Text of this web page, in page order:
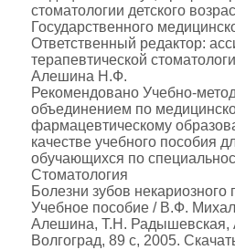
стоматологии детского
Государственного
Ответственный редактор:
терапевтической
Алешина Н.Ф.
Рекомендовано Учебно-
объединением по
фармацевтическому
качестве учебного пособия
обучающихся по
Стоматология
Болезни зубов некариозного
Учебное пособие / В.Ф.
Алешина, Т.Н. Радышевская,
Волгоград, 89 с, 2005.